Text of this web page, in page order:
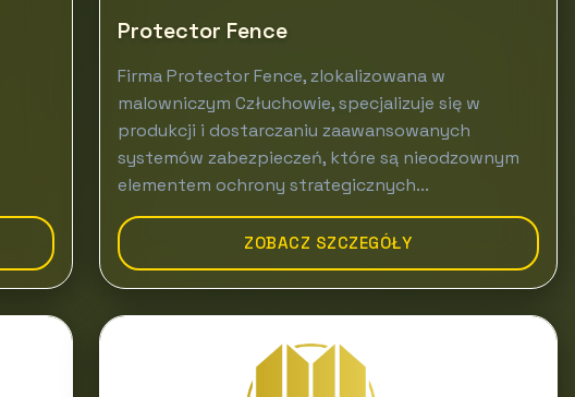
Protector Fence
Firma Protector Fence, zlokalizowana w
malowniczym Człuchowie, specjalizuje się w
produkcji i dostarczaniu zaawansowanych
systemów zabezpieczeń, które są nieodzownym
elementem ochrony strategicznych...
ZOBACZ SZCZEGÓŁY